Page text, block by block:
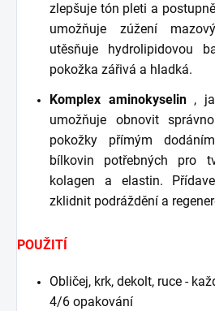
zlepšuje tón pleti a
umožňuje zúžení
utěsňuje hydrolipidovou
pokožka zářivá a hladká.
Komplex aminokyselin,
umožňuje obnovit
pokožky přímým
bílkovin potřebných pro
kolagen a elastin.
zklidnit podráždění a
POUŽITÍ
Obličej, krk, dekolt, ruce -
4/6 opakování